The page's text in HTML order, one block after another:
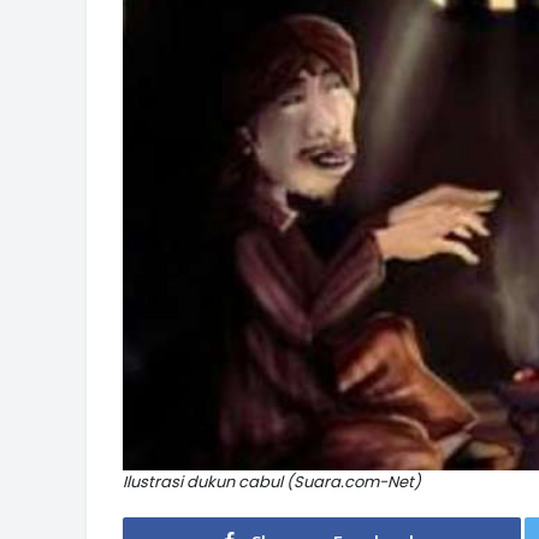
Ilustrasi dukun cabul (Suara.com-Net)